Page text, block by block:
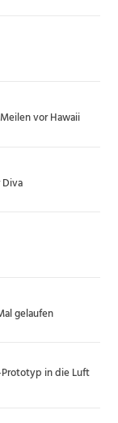
vor Hawaii
gelaufen
in die Luft